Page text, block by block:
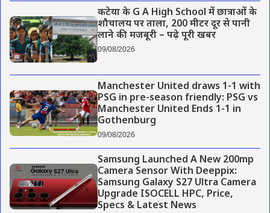
कटेया के G A High School में छात्राओं के
शौचालय पर ताला, 200 मीटर दूर से पानी
लाने की मजबूरी – पढ़े पूरी खबर
09/08/2026
Manchester United draws 1-1 with
PSG in pre-season friendly: PSG vs
Manchester United Ends 1-1 in
Gothenburg
09/08/2026
Samsung Launched A New 200mp
Camera Sensor With Deeppix:
Samsung Galaxy S27 Ultra Camera
Upgrade ISOCELL HPC, Price,
Specs & Latest News